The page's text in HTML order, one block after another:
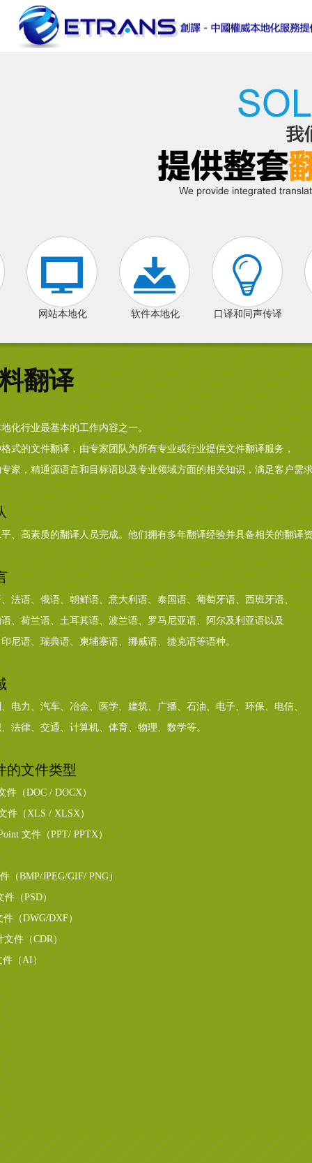

网站本地化

软件本地化

口译和同声传译
翻译
化行业最基本的工作内容之一。
式的文件翻译，由专家团队为所有专业或行业提供文件翻译服务，
家，精通源语言和目标语以及专业领域方面的相关知识，满足客户需
、高素质的翻译人员完成。他们拥有多年翻译经验并具备相关的翻译
法语、俄语、朝鲜语、意大利语、泰国语、葡萄牙语、西班牙语、
、荷兰语、土耳其语、波兰语、罗马尼亚语、阿尔及利亚语以及
尼语、瑞典语、柬埔寨语、挪威语、捷克语等语种。
电力、汽车、冶金、医学、建筑、广播、石油、电子、环保、电信、
法律、交通、计算机、体育、物理、数学等。
的文件类型
件（DOC / DOCX）
件（XLS / XLSX）
文件（PPT/ PPTX）
（BMP/JPEG/GIF/ PNG）
件（PSD）
件（DWG/DXF）
文件（CDR）
件（AI）